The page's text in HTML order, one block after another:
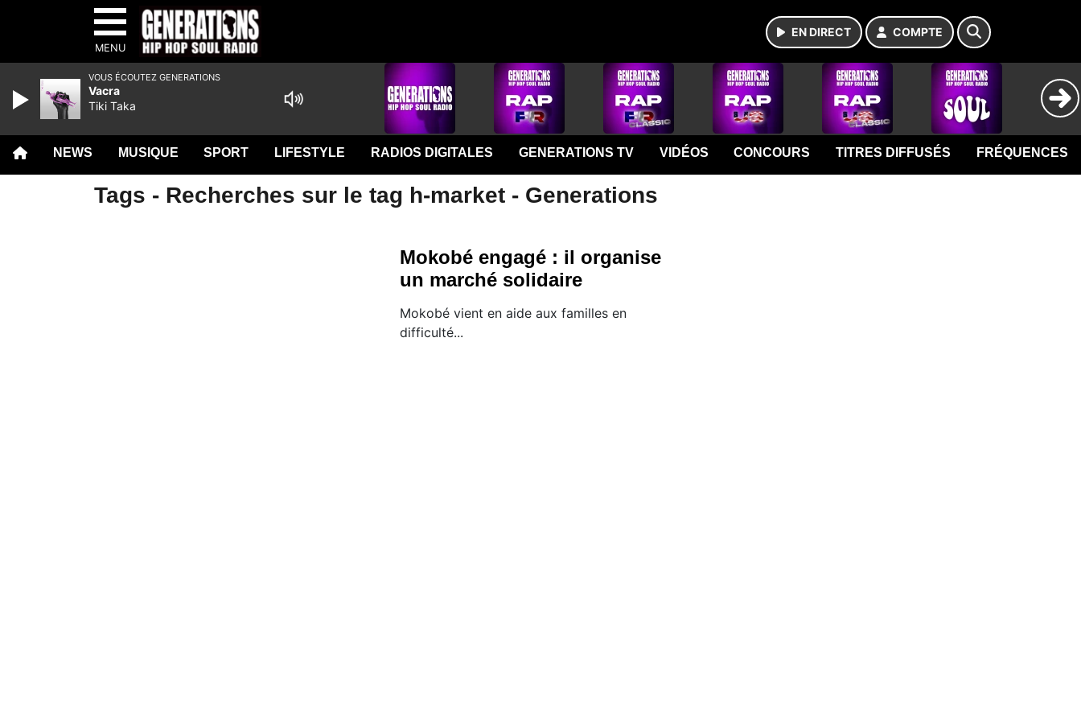
MENU
EN DIRECT COMPTE
NEWS MUSIQUE SPORT LIFESTYLE RADIOS DIGITALES GENERATIONS TV VIDÉOS CONCOURS TITRES DIFFUSÉS FRÉQUENCES
Tags - Recherches sur le tag h-market - Generations
Mokobé engagé : il organise
un marché solidaire
Mokobé vient en aide aux familles en
difficulté...
VOUS ÉCOUTEZ GENERATIONS
Vacra
Tiki Taka